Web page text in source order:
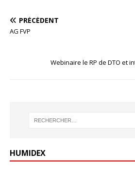
PRÉCÉDENT
AG FVP
Webinaire le RP de DTO et
HUMIDEX